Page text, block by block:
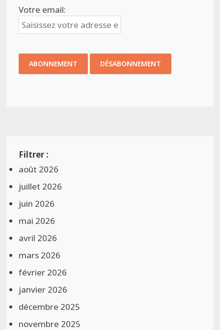
Votre email:
août 2026
juillet 2026
juin 2026
mai 2026
avril 2026
mars 2026
février 2026
janvier 2026
décembre 2025
novembre 2025